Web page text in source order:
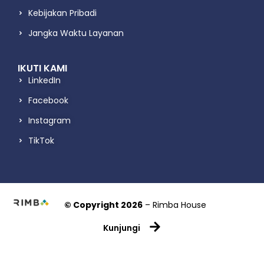
Kebijakan Pribadi
Jangka Waktu Layanan
IKUTI KAMI
LinkedIn
Facebook
Instagram
TikTok
© Copyright 2026– Rimba House
Kunjungi